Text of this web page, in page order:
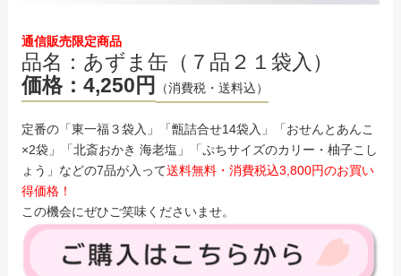
通信販売限定商品
品名：あずま缶（７品２１袋入）
価格：4,250円
（消費税・送料込）
定番の「東一福３袋入」「甑詰合せ14袋入」「おせんとあんこ
×2袋」「北斎おかき 海老塩」「ぷちサイズのカリー・柚子こし
ょう」などの7品が入って送料無料・消費税込3,800円のお買い
得価格！
この機会にぜひご笑味くださいませ。